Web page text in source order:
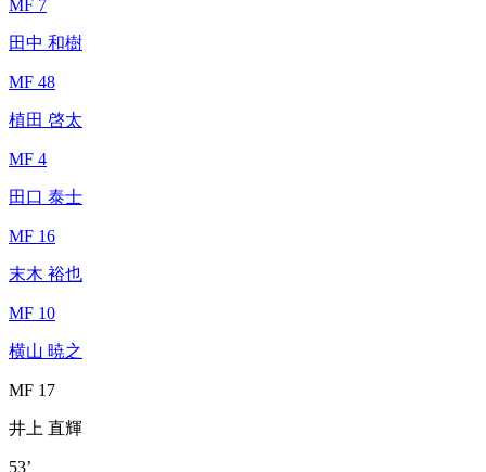
MF 7
田中 和樹
MF 48
植田 啓太
MF 4
田口 泰士
MF 16
末木 裕也
MF 10
横山 暁之
MF 17
井上 直輝
53’